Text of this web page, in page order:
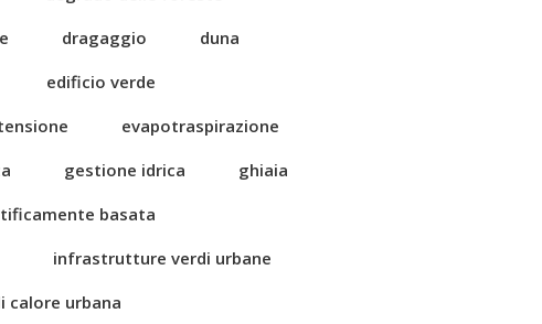
dragaggio
duna
edificio verde
evapotraspirazione
gestione idrica
ghiaia
basata
infrastrutture verdi urbane
calore urbana